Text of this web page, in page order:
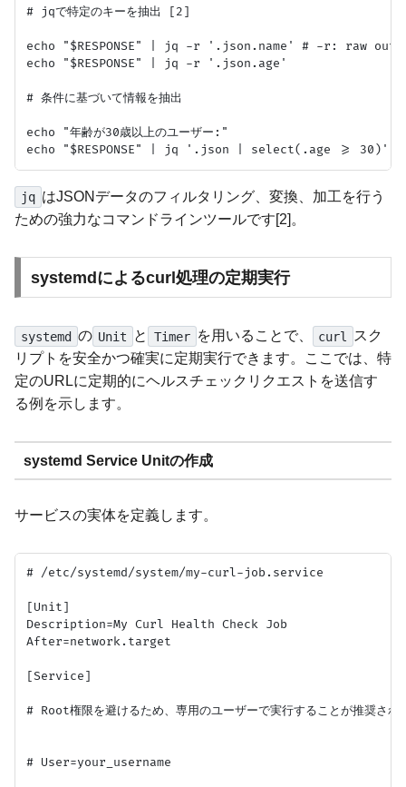
# jqで特定のキーを抽出 [2]
echo "$RESPONSE" | jq -r '.json.name' # -r: raw
echo "$RESPONSE" | jq -r '.json.age'
# 条件に基づいて情報を抽出
echo "年齢が30歳以上のユーザー:"
jq はJSONデータのフィルタリング、変換、加工を行う
ための強力なコマンドラインツールです[2]。
systemdによるcurl処理の定期実行
systemd の Unit と Timer を用いることで、 curl
スク
リプトを安全かつ確実に定期実行できます。ここでは、特
定のURLに定期的にヘルスチェックリクエストを送信す
る例を示します。
systemd Service Unitの作成
サービスの実体を定義します。
# /etc/systemd/system/my-curl-job.service
[Unit]
Description=My Curl Health Check Job
After=network.target
[Service]
# Root権限を避けるため、専用のユーザーで実行することが推奨され
# User=your_username